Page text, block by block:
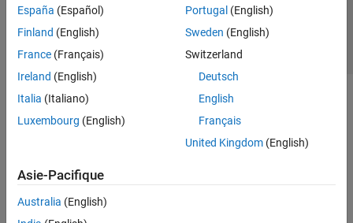
España (Español)
Finland (English)
France (Français)
Ireland (English)
Italia (Italiano)
Luxembourg (English)
Portugal (English)
Sweden (English)
Switzerland
Deutsch
English
Français
United Kingdom(English)
Asie-Pacifique
Australia (English)